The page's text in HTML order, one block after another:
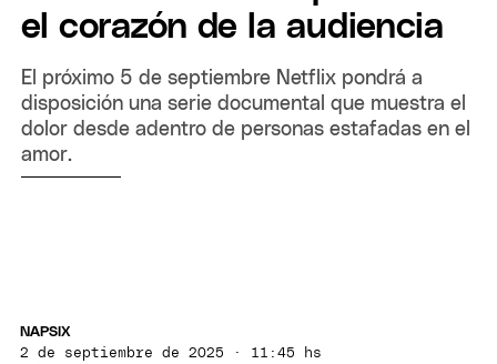
el corazón de la audiencia
El próximo 5 de septiembre Netflix pondrá a
disposición una serie documental que muestra el
dolor desde adentro de personas estafadas en el
amor.
NAPSIX
2 de septiembre de 2025 · 11:45 hs